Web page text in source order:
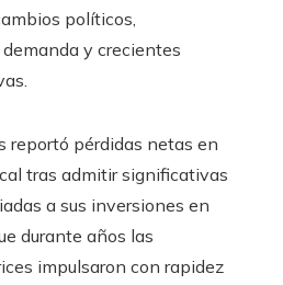
políticos,
y crecientes
reportó pérdidas netas en
tras admitir significativas
a sus inversiones en
durante años las
impulsaron con rapidez